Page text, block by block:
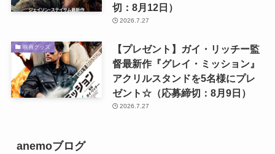
切：8月12日）
2026.7.27
映画グッズ
【プレゼント】ガイ・リッチー監
督最新作『グレイ・ミッション』
アクリルスタンドを5名様にプレ
ゼント☆（応募締切：8月9日）
2026.7.27
anemoブログ